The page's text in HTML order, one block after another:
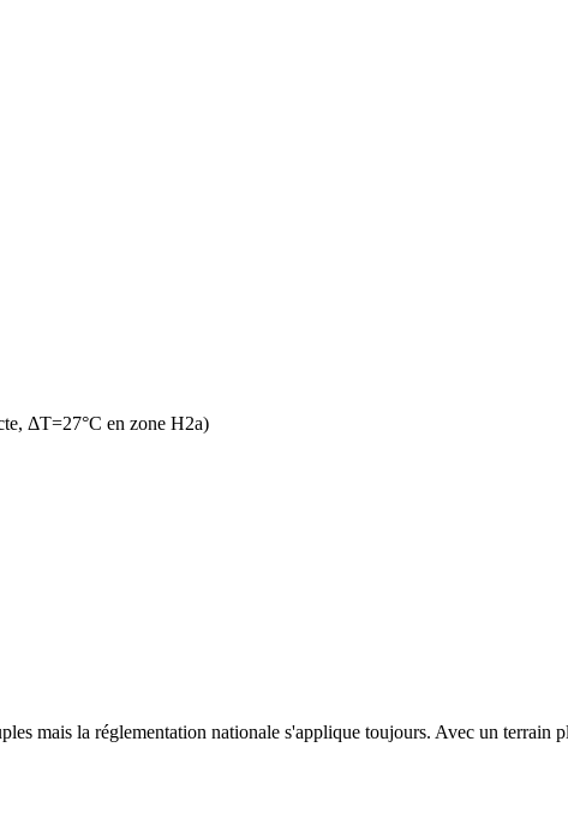
ΔT=27°C en zone H2a)
mais la réglementation nationale s'applique toujours. Avec un terrain